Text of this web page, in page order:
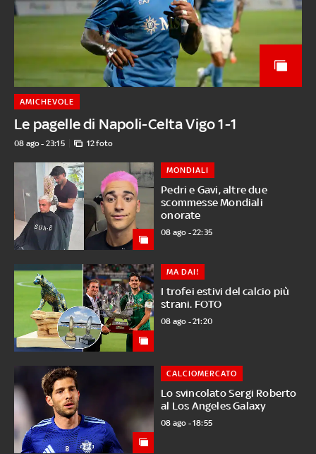
Le pagelle di Napoli-Celta Vigo 1-1
AMICHEVOLE
08 ago - 23:15 12 foto
Pedri e Gavi, altre due
scommesse Mondiali
onorate
MONDIALI
08 ago - 22:35
I trofei estivi del calcio più
strani. FOTO
MA DAI!
08 ago - 21:20
Lo svincolato Sergi Roberto
al Los Angeles Galaxy
CALCIOMERCATO
08 ago - 18:55